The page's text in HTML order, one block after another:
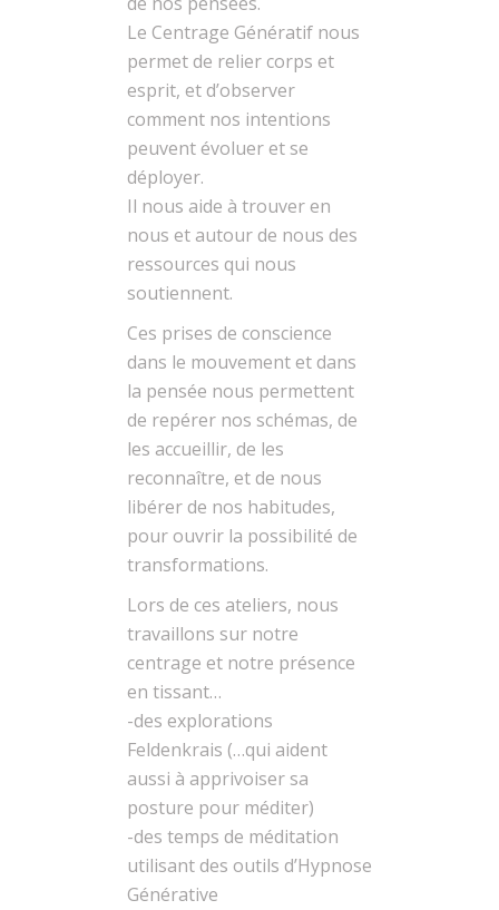
Le Centrage Génératif nous
permet de relier corps et
esprit, et d’observer
comment nos intentions
peuvent évoluer et se
déployer.
Il nous aide à trouver en
nous et autour de nous des
ressources qui nous
soutiennent.
Ces prises de conscience
dans le mouvement et dans
la pensée nous permettent
de repérer nos schémas, de
les accueillir, de les
reconnaître, et de nous
libérer de nos habitudes,
pour ouvrir la possibilité de
transformations.
Lors de ces ateliers, nous
travaillons sur notre
centrage et notre présence
en tissant…
-des explorations
Feldenkrais (…qui aident
aussi à apprivoiser sa
posture pour méditer)
-des temps de méditation
utilisant des outils d’Hypnose
Générative